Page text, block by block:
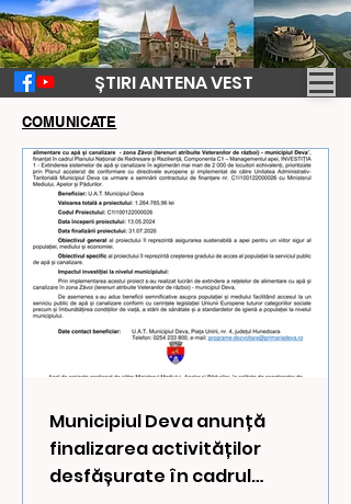
ȘTIRI ANTENA VEST
COMUNICATE
Municipiul Deva anunță
finalizarea activităților
desfășurate în cadrul